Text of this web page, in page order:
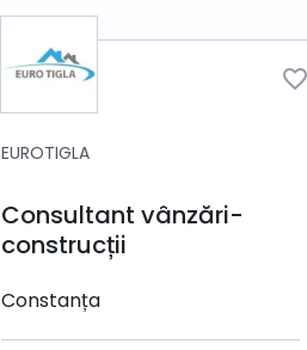
EUROTIGLA
Consultant vânzări-
construcții
Constanța